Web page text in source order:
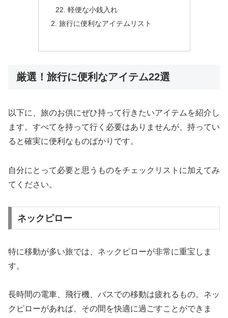
軽便な小銭入れ
旅行に便利なアイテムリスト
厳選！旅行に便利なアイテム22選
以下に、旅のお供にぜひ持って行きたいアイテムを紹介し
ます。すべてを持って行く必要はありませんが、持ってい
ると確実に便利なものばかりです。
自分にとって必要と思うものをチェックリストに加えてみ
てください。
ネックピロー
特に移動が多い旅では、ネックピローが非常に重宝しま
す。
長時間の電車、飛行機、バスでの移動は疲れるもの。ネッ
クピローがあれば、その間を快適に過ごすことができま